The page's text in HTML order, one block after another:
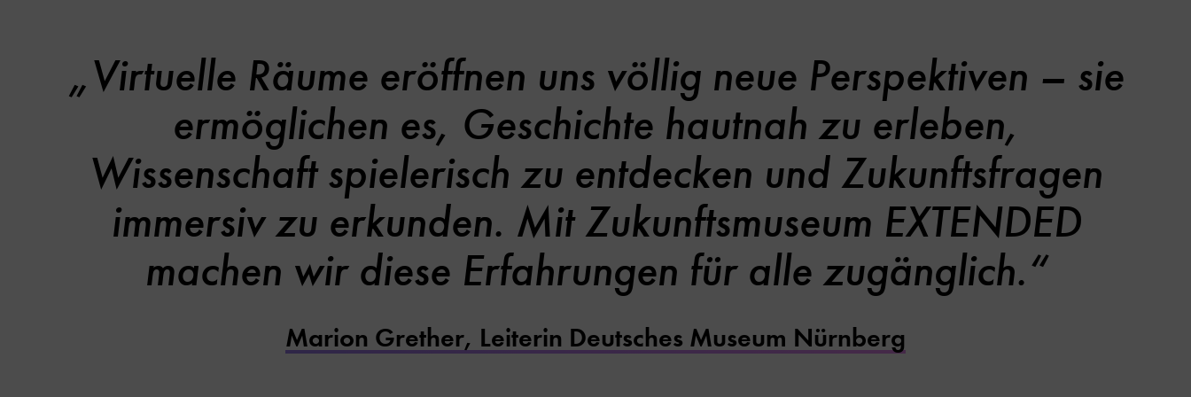
„Virtuelle Räume eröffnen uns völlig neue Perspektiven – sie
ermöglichen es, Geschichte hautnah zu erleben,
Wissenschaft spielerisch zu entdecken und Zukunftsfragen
immersiv zu erkunden. Mit Zukunftsmuseum EXTENDED
machen wir diese Erfahrungen für alle zugänglich.“
Marion Grether, Leiterin Deutsches Museum Nürnberg